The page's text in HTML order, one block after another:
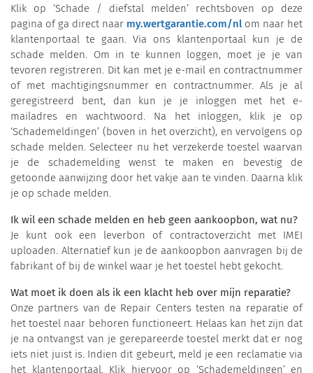
Klik op ‘Schade / diefstal melden’ rechtsboven op deze
pagina of ga direct naar my.wertgarantie.com/nlom naar het
klantenportaal te gaan. Via ons klantenportaal kun je de
schade melden. Om in te kunnen loggen, moet je je van
tevoren registreren. Dit kan met je e-mail en contractnummer
of met machtigingsnummer en contractnummer. Als je al
geregistreerd bent, dan kun je je inloggen met het e-
mailadres en wachtwoord. Na het inloggen, klik je op
‘Schademeldingen’ (boven in het overzicht), en vervolgens op
schade melden. Selecteer nu het verzekerde toestel waarvan
je de schademelding wenst te maken en bevestig de
getoonde aanwijzing door het vakje aan te vinden. Daarna klik
je op schade melden.
Ik wil een schade melden en heb geen aankoopbon, wat nu?
Je kunt ook een leverbon of contractoverzicht met IMEI
uploaden. Alternatief kun je de aankoopbon aanvragen bij de
fabrikant of bij de winkel waar je het toestel hebt gekocht.
Wat moet ik doen als ik een klacht heb over mijn reparatie?
Onze partners van de Repair Centers testen na reparatie of
het toestel naar behoren functioneert. Helaas kan het zijn dat
je na ontvangst van je gerepareerde toestel merkt dat er nog
iets niet juist is. Indien dit gebeurt, meld je een reclamatie via
het klantenportaal. Klik hiervoor op ‘Schademeldingen’ en